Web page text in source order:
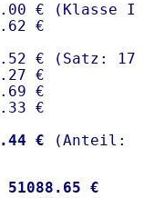
€ (Klasse I)
€
€ (Satz:
€
€
€
€
51088.65 €